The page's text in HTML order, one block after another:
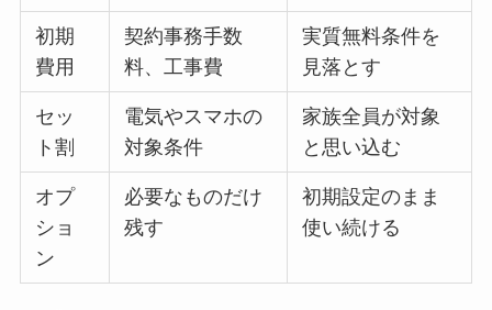
初期
費用
契約事務手数
料、工事費
実質無料条件を
見落とす
セッ
ト割
電気やスマホの
対象条件
家族全員が対象
と思い込む
オプ
ショ
ン
必要なものだけ
残す
初期設定のまま
使い続ける